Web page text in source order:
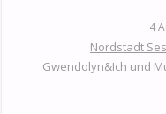
4
Nordstadt
Gwendolyn&Ich und